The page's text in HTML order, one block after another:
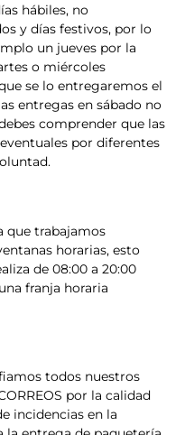
hábiles, no
y días festivos, por lo
un jueves por la
o miércoles
se lo entregaremos el
entregas en sábado no
comprender que las
por diferentes
que trabajamos
horarias, esto
de 08:00 a 20:00
franja horaria
todos nuestros
por la calidad
incidencias en la